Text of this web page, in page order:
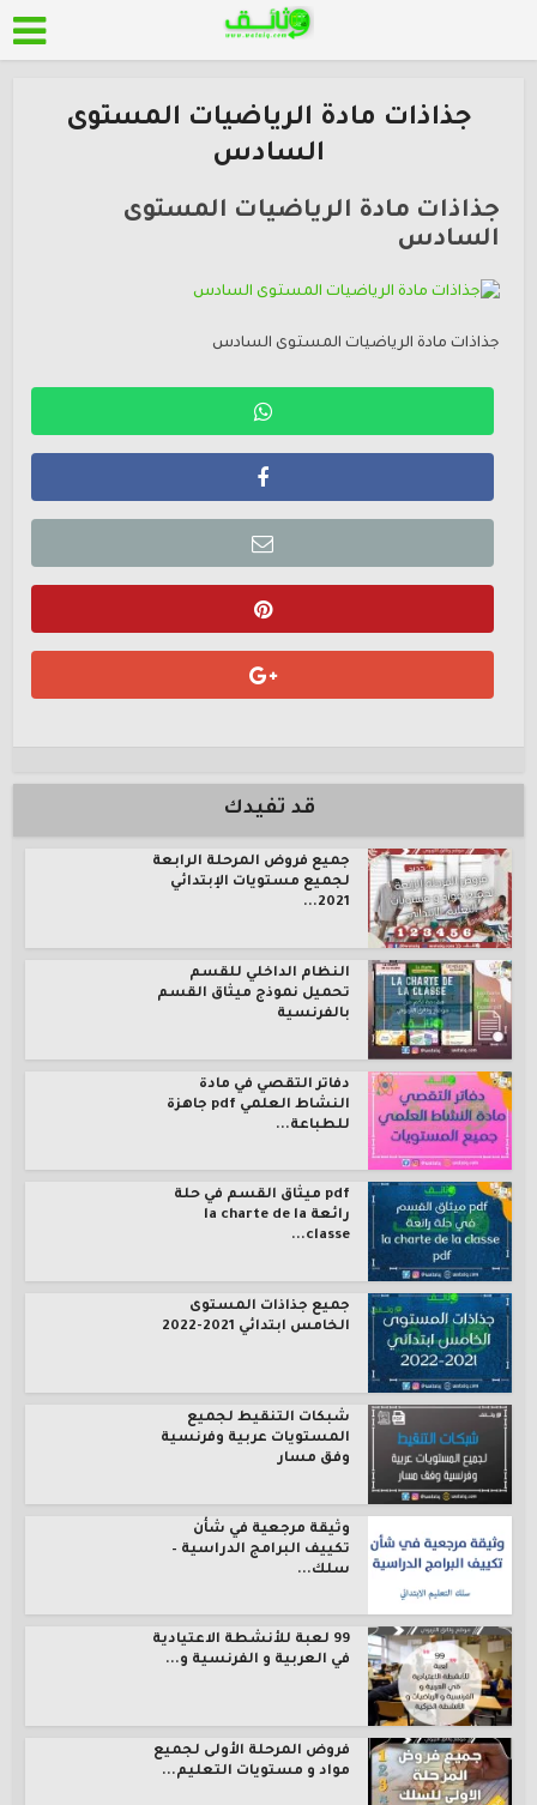
جذاذات مادة الرياضيات المستوى
السادس
جذاذات مادة الرياضيات المستوى
السادس
جذاذات مادة الرياضيات المستوى السادس
قد تفيدك
جميع فروض المرحلة الرابعة
لجميع مستويات الإبتدائي
2021...
النظام الداخلي للقسم
تحميل نموذج ميثاق القسم
بالفرنسية
دفاتر التقصي في مادة
النشاط العلمي pdf جاهزة
للطباعة...
pdf ميثاق القسم في حلة
رائعة la charte de la
classe...
جميع جذاذات المستوى
الخامس ابتدائي 2021-2022
شبكات التنقيط لجميع
المستويات عربية وفرنسية
وفق مسار
وثيقة مرجعية في شأن
تكييف البرامج الدراسية –
سلك...
99 لعبة للأنشطة الاعتيادية
في العربية و الفرنسية و...
فروض المرحلة الأولى لجميع
مواد و مستويات التعليم...